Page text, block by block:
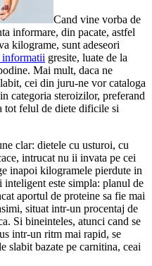
Cand vine vorba de
informare, din pacate, astfel
kilograme, sunt adeseori
informatii gresite, luate de la
Mai mult, daca ne
cei din juru-ne vor cataloga
categoria steroizilor, preferand
tot felul de diete dificile si
clar: dietele cu usturoi, cu
intrucat nu ii invata pe cei
inapoi kilogramele pierdute in
este simpla: planul de
aportul de proteine sa fie mai
situat intr-un procentaj de
Si bineinteles, atunci cand se
intr-un ritm mai rapid, se
slabit bazate pe carnitina, ceai